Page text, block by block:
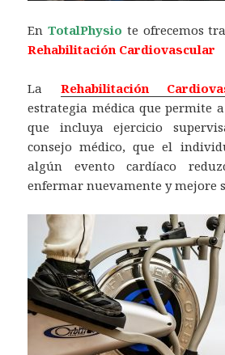
EnTotalPhysio te ofrecemos
Rehabilitación Cardiovascular
La Rehabilitación
estrategia médica que permite
que incluya ejercicio
consejo médico, que el
algún evento cardíaco
enfermar nuevamente y mejore